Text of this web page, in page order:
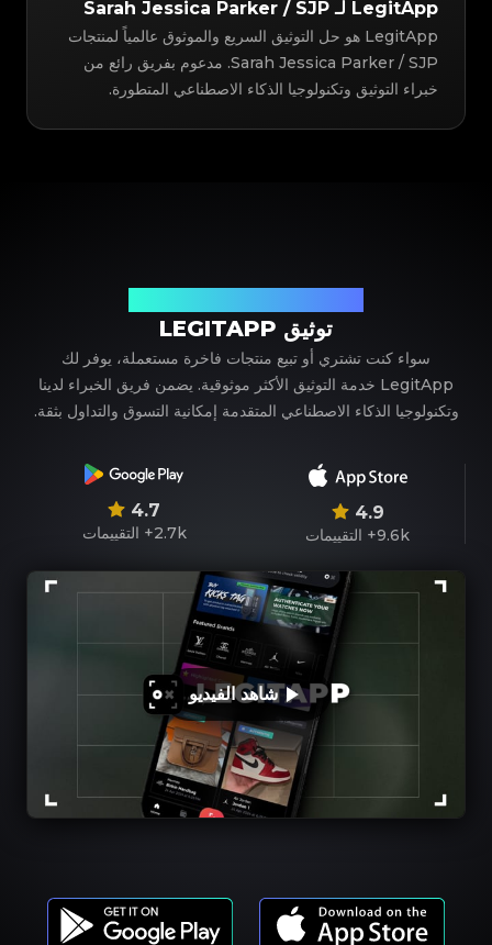
LegitApp لـ Sarah Jessica Parker / SJP
LegitApp هو حل التوثيق السريع والموثوق عالمياً لمنتجات
Sarah Jessica Parker / SJP. مدعوم بفريق رائع من
خبراء التوثيق وتكنولوجيا الذكاء الاصطناعي المتطورة.
توثيق LEGITAPP
سواء كنت تشتري أو تبيع منتجات فاخرة مستعملة، يوفر لك
LegitApp خدمة التوثيق الأكثر موثوقية. يضمن فريق الخبراء لدينا
وتكنولوجيا الذكاء الاصطناعي المتقدمة إمكانية التسوق والتداول بثقة.
4.9
9.6k+ التقييمات
4.7
2.7k+ التقييمات
شاهد الفيديو